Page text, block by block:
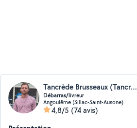
Tancrède Brusseaux (Tancrède)
Débarras/livreur
Angoulême (Sillac-Saint-Ausone)
4,8/5 (74 avis)